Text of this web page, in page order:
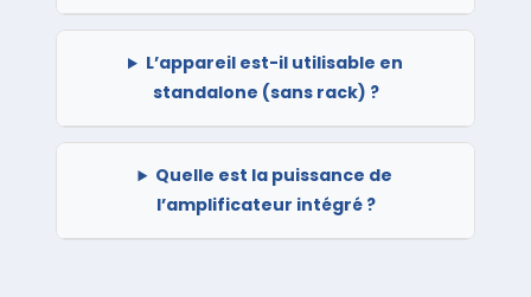
L’appareil est-il utilisable en
standalone (sans rack) ?
Quelle est la puissance de
l’amplificateur intégré ?